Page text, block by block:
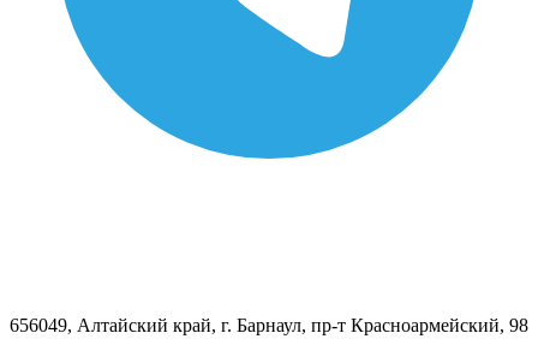
656049, Алтайский край, г. Барнаул, пр-т Красноармейский, 98